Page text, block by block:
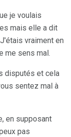
je voulais
mais elle a dit
vraiment en
me sens mal.
disputés et cela
sentez mal à
en supposant
pas